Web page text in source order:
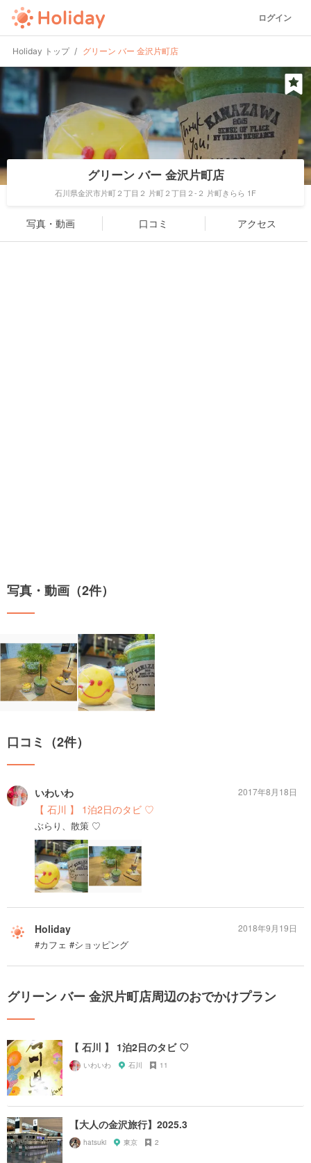
ログイン
Holiday トップ グリーン バー 金沢片町店
グリーン バー 金沢片町店
石川県金沢市片町２丁目２ 片町２丁目２-２ 片町きらら 1F
写真・動画 口コミ アクセス
写真・動画（2件）
口コミ（2件）
いわいわ
【 石川 】 1泊2日のタビ ♡
ぶらり、散策 ♡
2017年8月18日
Holiday
#カフェ #ショッピング
2018年9月19日
グリーン バー 金沢片町店周辺のおでかけプラン
【 石川 】 1泊2日のタビ ♡
いわいわ 石川 11
【大人の金沢旅行】2025.3
hatsuki 東京 2